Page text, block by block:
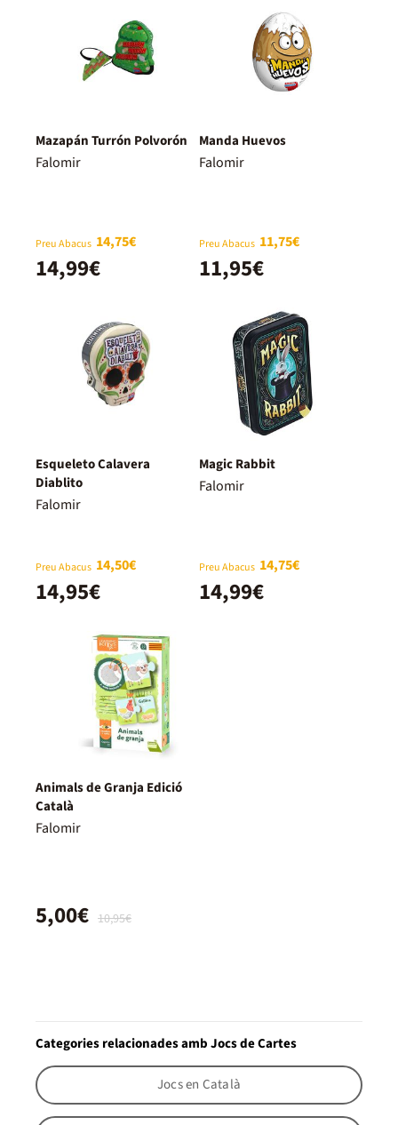
Mazapán Turrón Polvorón
Falomir
Preu Abacus 14,75€
14,99€
Manda Huevos
Falomir
Preu Abacus 11,75€
11,95€
Esqueleto Calavera
Diablito
Falomir
Preu Abacus 14,50€
14,95€
Magic Rabbit
Falomir
Preu Abacus 14,75€
14,99€
Animals de Granja Edició
Català
Falomir
10,95€
5,00€
Categories relacionades amb Jocs de Cartes
Jocs en Català